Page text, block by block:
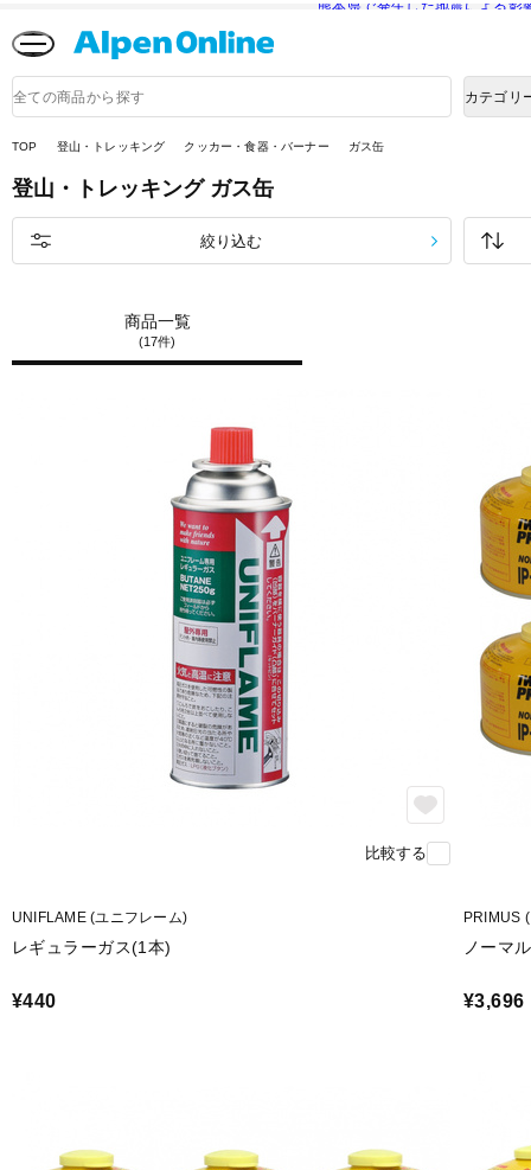
熊本県で発生した地震による影
品
検
カテゴリ
TOP 登山・トレッキング クッカー・食器・バーナー ガス缶
登山・トレッキング ガス缶
商品一覧
(17件)
絞り込む
比較する
UNIFLAME (ユニフレーム)
レギュラーガス(1本)
¥440
PRIMUS
ノーマ
¥3,696